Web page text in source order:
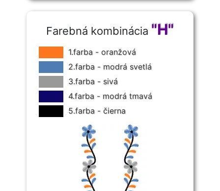
Farebná kombinácia "H"
1.farba - oranžová
2.farba - modrá svetlá
3.farba - sivá
4.farba - modrá tmavá
5.farba - čierna